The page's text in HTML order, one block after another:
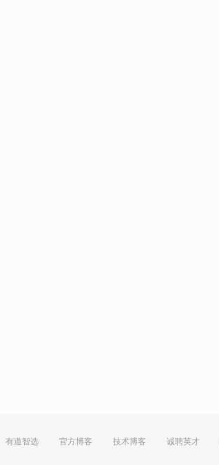
有道智选 官方博客 技术博客 诚聘英才